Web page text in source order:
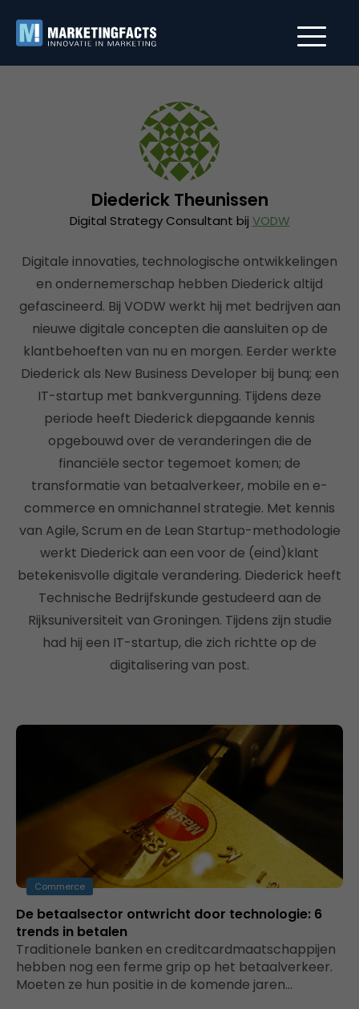
Diederick Theunissen
Digital Strategy Consultant bij VODW
Digitale innovaties, technologische ontwikkelingen
en ondernemerschap hebben Diederick altijd
gefascineerd. Bij VODW werkt hij met bedrijven aan
nieuwe digitale concepten die aansluiten op de
klantbehoeften van nu en morgen. Eerder werkte
Diederick als New Business Developer bij bunq; een
IT-startup met bankvergunning. Tijdens deze
periode heeft Diederick diepgaande kennis
opgebouwd over de veranderingen die de
financiële sector tegemoet komen; de
transformatie van betaalverkeer, mobile en e-
commerce en omnichannel strategie. Met kennis
van Agile, Scrum en de Lean Startup-methodologie
werkt Diederick aan een voor de (eind)klant
betekenisvolle digitale verandering. Diederick heeft
Technische Bedrijfskunde gestudeerd aan de
Rijksuniversiteit van Groningen. Tijdens zijn studie
had hij een IT-startup, die zich richtte op de
digitalisering van post.
Commerce
De betaalsector ontwricht door technologie: 6
trends in betalen
Traditionele banken en creditcardmaatschappijen
hebben nog een ferme grip op het betaalverkeer.
Moeten ze hun positie in de komende jaren…